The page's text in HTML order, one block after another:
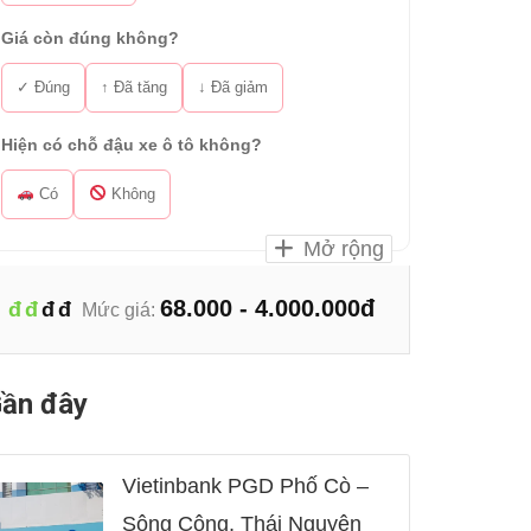
Giá còn đúng không?
✓ Đúng ↑ Đã tăng ↓ Đã giảm
Hiện có chỗ đậu xe ô tô không?
Có Không
Mở rộng
đđđđ Mức giá: 68.000 - 4.000.000đ
đây
Vietinbank PGD Phố Cò –
Sông Công, Thái Nguyên